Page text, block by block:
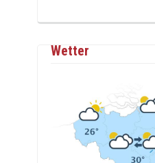
Wetter